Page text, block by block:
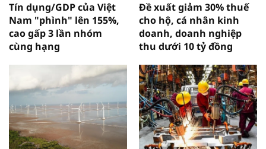
Tín dụng/GDP của Việt
Nam "phình" lên 155%,
cao gấp 3 lần nhóm
cùng hạng
Đề xuất giảm 30% thuế
cho hộ, cá nhân kinh
doanh, doanh nghiệp
thu dưới 10 tỷ đồng